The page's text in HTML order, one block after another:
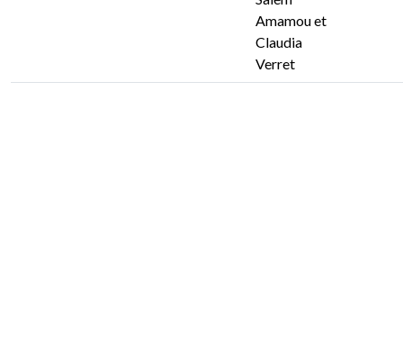
Amamou et
Claudia
Verret